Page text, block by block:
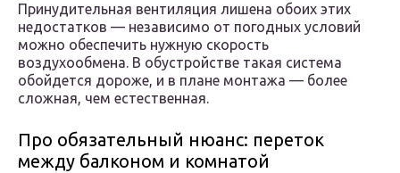
Принудительная вентиляция лишена обоих этих
недостатков — независимо от погодных условий
можно обеспечить нужную скорость
воздухообмена. В обустройстве такая система
обойдется дороже, и в плане монтажа — более
сложная, чем естественная.
Про обязательный нюанс: переток
между балконом и комнатой